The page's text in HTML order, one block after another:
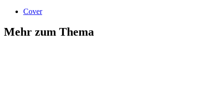
Cover
Mehr zum Thema